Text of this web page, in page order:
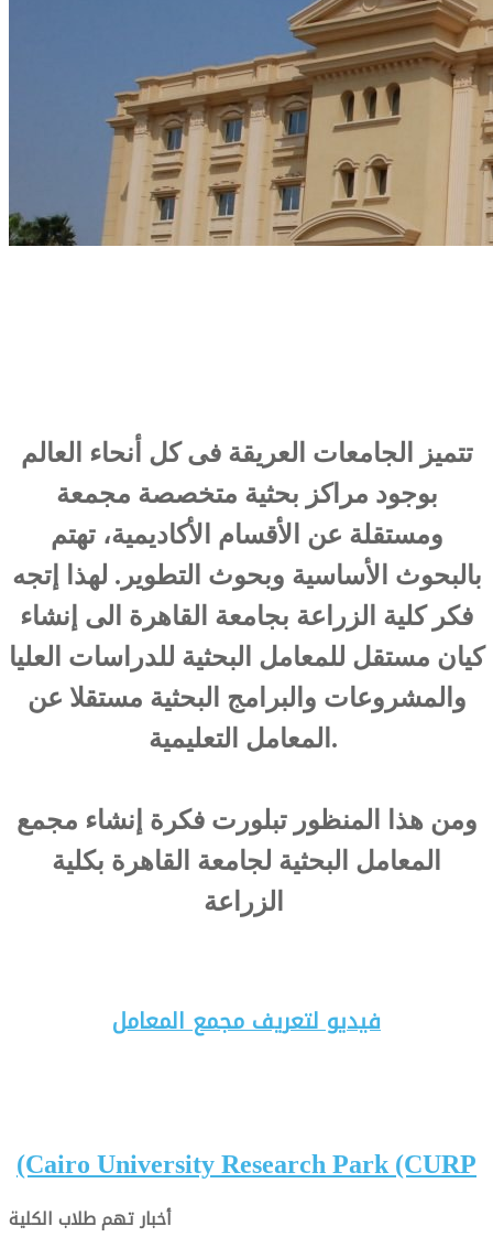
تتميز الجامعات العريقة فى كل أنحاء العالم
بوجود مراكز بحثية متخصصة مجمعة
ومستقلة عن الأقسام الأكاديمية، تهتم
بالبحوث الأساسية وبحوث التطوير. لهذا إتجه
فكر كلية الزراعة بجامعة القاهرة الى إنشاء
كيان مستقل للمعامل البحثية للدراسات العليا
والمشروعات والبرامج البحثية مستقلا عن
المعامل التعليمية.
ومن هذا المنظور تبلورت فكرة إنشاء مجمع
المعامل البحثية لجامعة القاهرة بكلية
فيديو لتعريف مجمع المعامل
(Cairo University Research Park (CURP
أخبار تهم طلاب الكلية